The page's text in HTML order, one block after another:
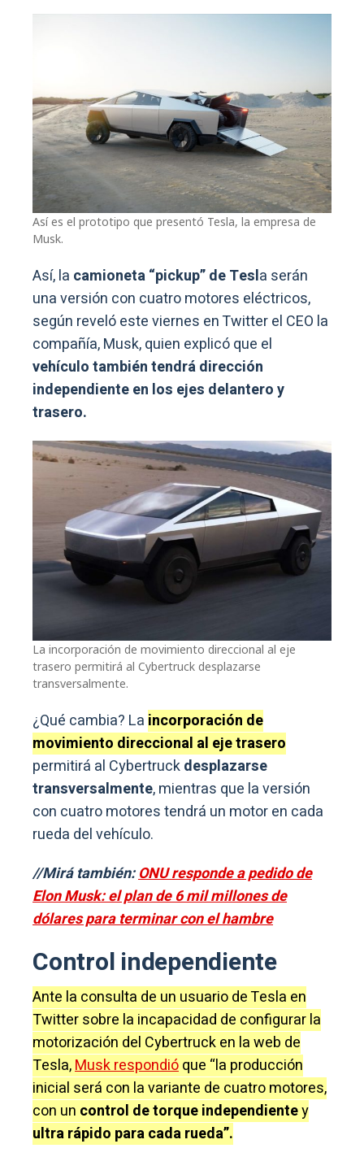
Así es el prototipo que presentó Tesla, la empresa de
Musk.
Así, la camioneta “pickup” de Tesla serán
una versión con cuatro motores eléctricos,
según reveló este viernes en Twitter el CEO la
compañía, Musk, quien explicó que el
vehículo también tendrá dirección
independiente en los ejes delantero y
trasero.
La incorporación de movimiento direccional al eje
trasero permitirá al Cybertruck desplazarse
transversalmente.
¿Qué cambia? La incorporación de
movimiento direccional al eje trasero
permitirá al Cybertruckdesplazarse
transversalmente, mientras que la versión
con cuatro motores tendrá un motor en cada
rueda del vehículo.
//Mirá también:ONU responde a pedido de
Elon Musk: el plan de 6 mil millones de
dólares para terminar con el hambre
Control independiente
Ante la consulta de un usuario de Tesla en
Twitter sobre la incapacidad de configurar la
motorización del Cybertruck en la web de
Tesla,Musk respondióque “la producción
inicial será con la variante de cuatro motores,
con un control de torque independientey
ultra rápido para cada rueda”.